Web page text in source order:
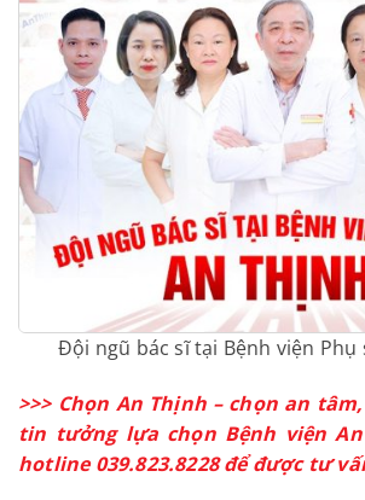
đội ngũ bác sĩ giàu kinh nghiệm.
thuật u xơ tử cung thực hiện theo
ràng, đảm bảo an toàn cho người
quá trình điều trị.